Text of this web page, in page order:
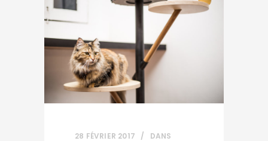
28 FÉVRIER 2017
DANS